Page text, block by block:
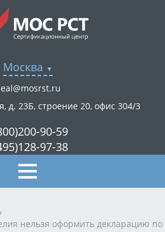
Москва
д. 23Б, строение 20, офис 304/3
90-59
97-38
›
нельзя оформить декларацию